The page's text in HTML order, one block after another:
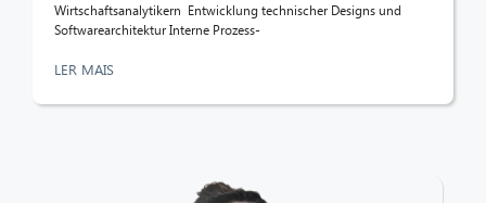
Wirtschaftsanalytikern Entwicklung technischer Designs und
Softwarearchitektur Interne Prozess-
LER MAIS